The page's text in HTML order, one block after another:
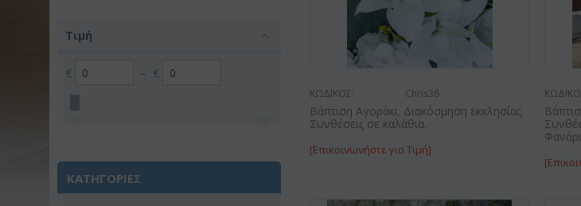
Τιμή
€ – €
ΚΑΤΗΓΟΡΙΕΣ
ΚΩΔΙΚΟΣ: Chris36
Βάπτιση Αγοράκι. Διακόσμηση εκκλησίας.
Συνθέσεις σε καλάθια.
[Επικοινωνήστε για Τιμή]